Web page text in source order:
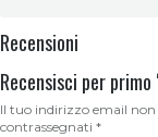
Recensioni
Recensisci per primo
Il tuo indirizzo email
contrassegnati *